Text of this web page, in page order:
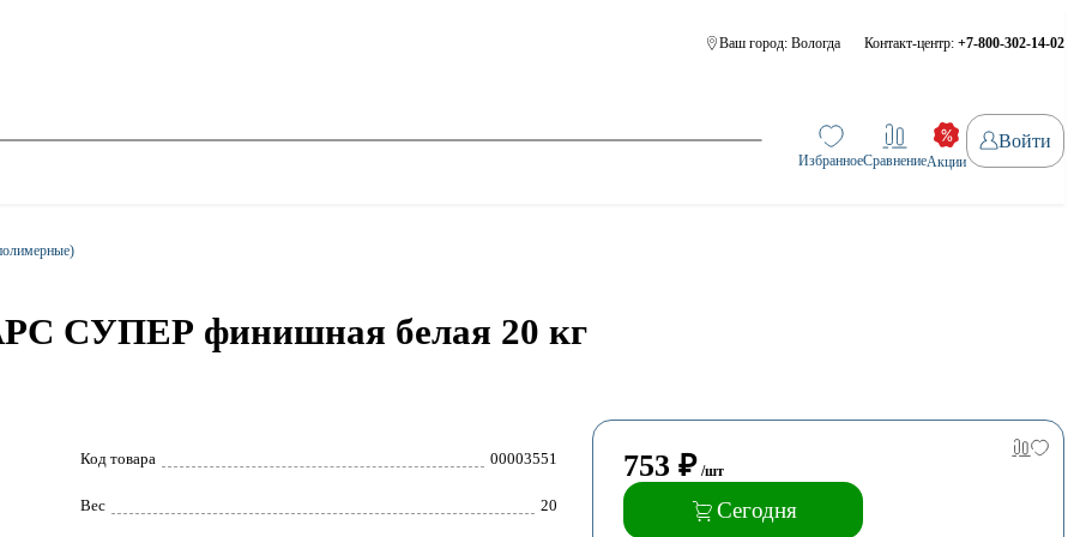
Ваш город: Вологда Контакт-центр: +7-800-302-14-02
ИзбранноеСравнениеАкции
Войти
СУПЕР финишная белая 20 кг
Код товара 00003551
Вес 20
753 ₽ /шт
Сегодня